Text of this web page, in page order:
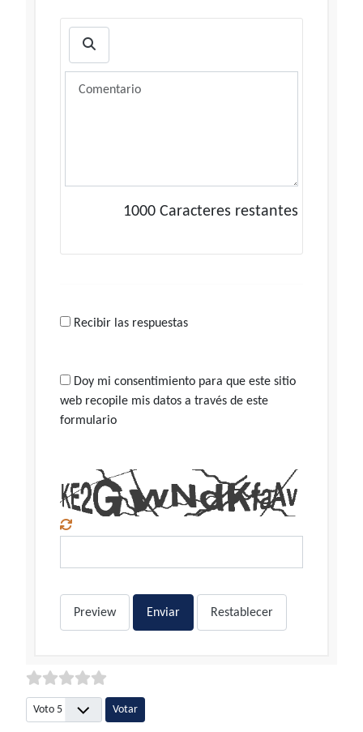
1000 Caracteres restantes
Recibir las respuestas
Doy mi consentimiento para que este sitio
web recopile mis datos a través de este
formulario
Preview Enviar Restablecer
Por favor, vote